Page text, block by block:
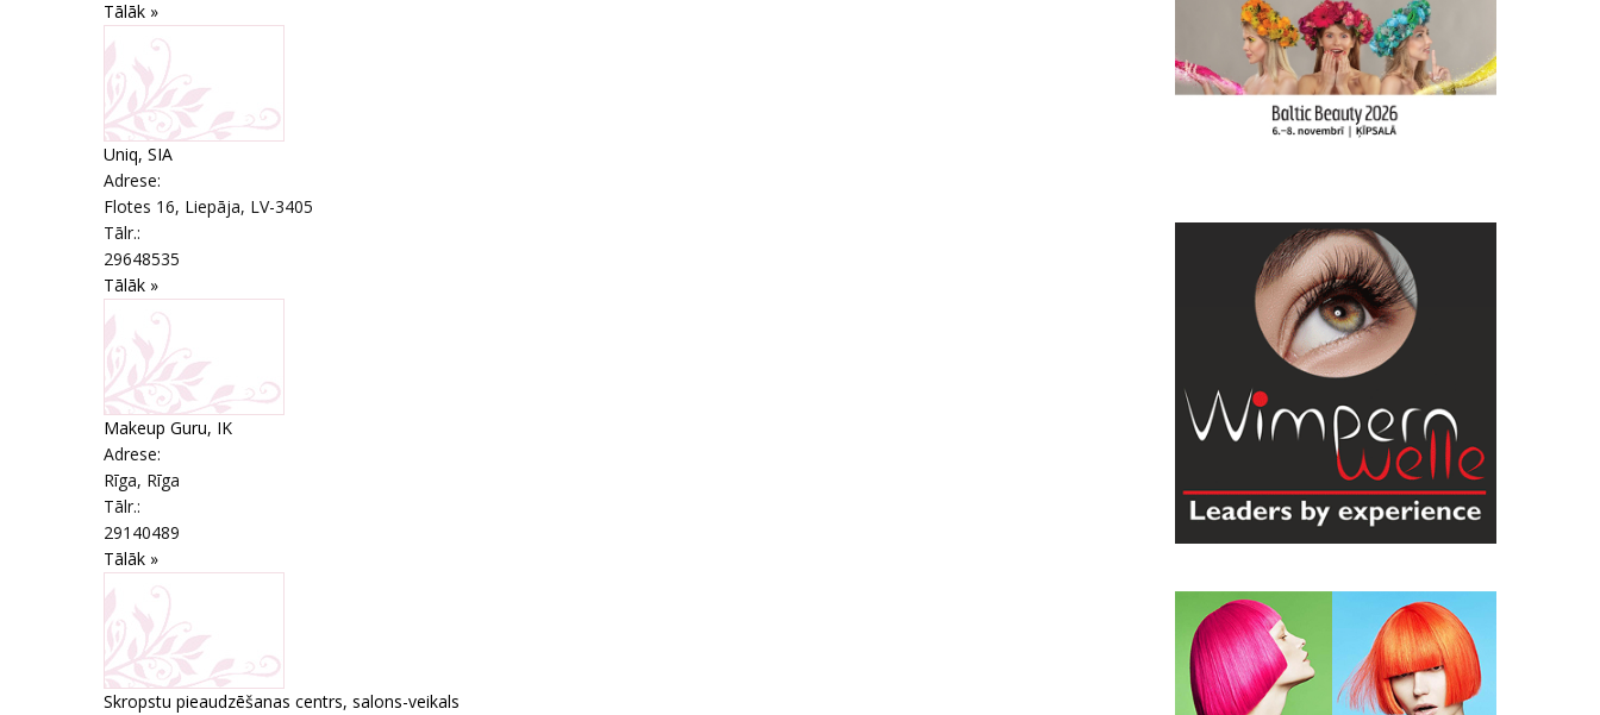
Tālāk »
Uniq, SIA
Adrese:
Flotes 16, Liepāja, LV-3405
Tālr.:
29648535
Tālāk »
Makeup Guru, IK
Adrese:
Rīga, Rīga
Tālr.:
29140489
Tālāk »
Skropstu pieaudzēšanas centrs, salons-veikals